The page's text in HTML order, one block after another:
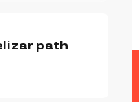
path